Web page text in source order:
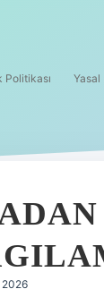
Politikası Yasal
2026